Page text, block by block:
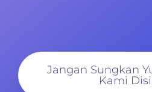
Jangan Sungkan
Kami